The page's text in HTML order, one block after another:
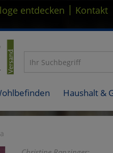
entdecken | Kontakt
Haushalt &